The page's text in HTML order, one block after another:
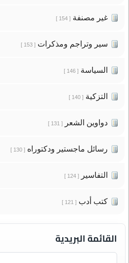
غير مصنفة[ 154 ]
سير وتراجم ومذكرات[ 153 ]
السياسة[ 146 ]
التزكية[ 140 ]
دواوين الشعر[ 131 ]
رسائل ماجستير ودكتوراه[ 130 ]
التفاسير[ 124 ]
كتب أدب[ 121 ]
القائمة البريدية